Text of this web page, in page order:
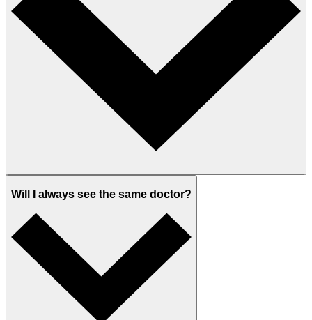
Will I always see the same doctor?